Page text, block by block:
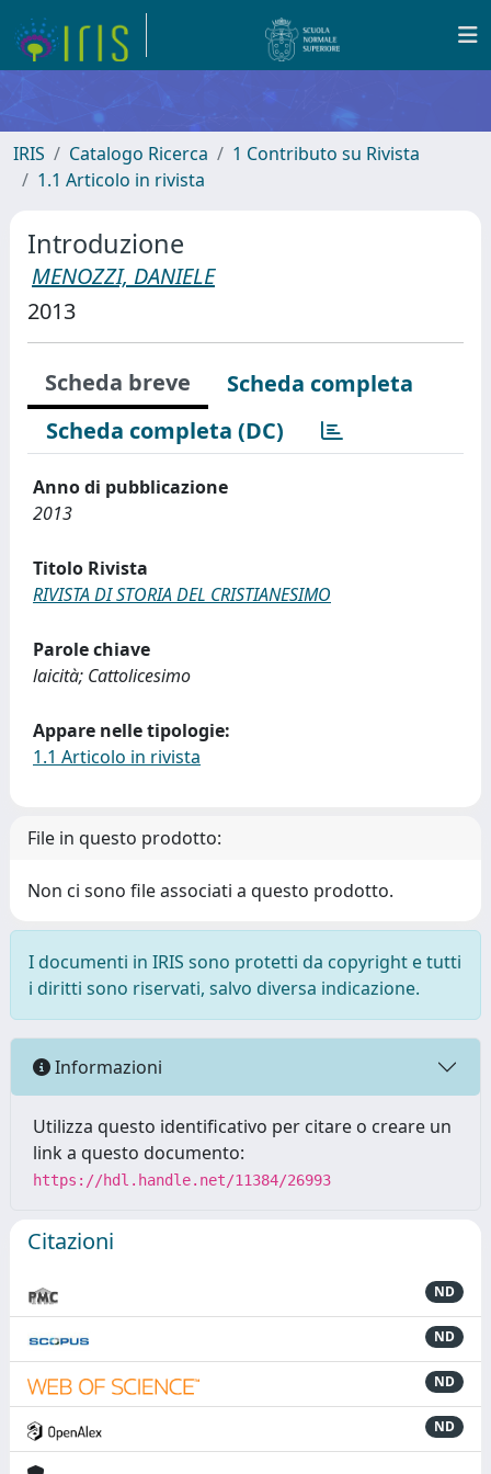
IRIS Catalogo Ricerca
1 Contributo su Rivista
1.1 Articolo in rivista
Introduzione
MENOZZI, DANIELE
2013
Scheda breve
Scheda completa
Scheda completa (DC)
Anno di pubblicazione
2013
Titolo Rivista
RIVISTA DI STORIA DEL CRISTIANESIMO
Parole chiave
laicità; Cattolicesimo
Appare nelle tipologie:
1.1 Articolo in rivista
File in questo prodotto:
Non ci sono file associati a questo prodotto.
I documenti in IRIS sono protetti da copyright e tutti
i diritti sono riservati, salvo diversa indicazione.
Informazioni
Utilizza questo identificativo per citare o creare un
link a questo documento:
https://hdl.handle.net/11384/26993
Citazioni
ND
ND
ND
ND